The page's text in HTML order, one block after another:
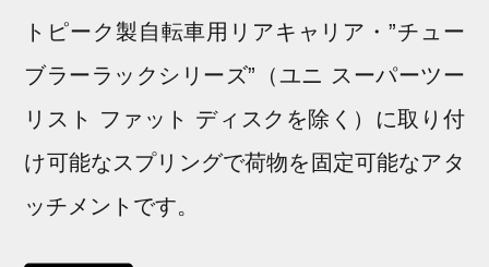
トピーク製自転車用リアキャリア・”チュー
ブラーラックシリーズ”（ユニ スーパーツー
リスト ファット ディスクを除く）に取り付
け可能なスプリングで荷物を固定可能なアタ
ッチメントです。